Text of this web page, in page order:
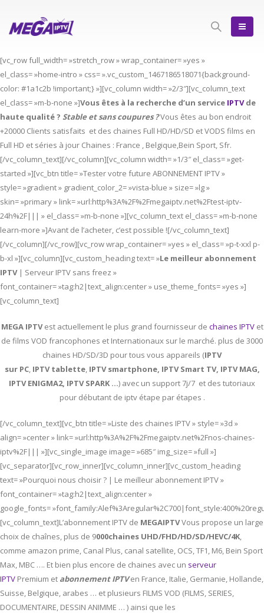
[vc_row full_width= »stretch_row » wrap_container= »yes »
el_class= »home-intro » css= ».vc_custom_1467186518071{background-
color: #1a1c2b !important;} »][vc_column width= »2/3″][vc_column_text
el_class= »m-b-none »]Vous êtes à la recherche d’un service IPTVde
haute qualité ? Stable et sans coupures ?Vous êtes au bon endroit
+20000 Clients satisfaits et des chaines Full HD/HD/SD et VODS films en
Full HD et séries à jour Chaines : France , Belgique,Bein Sport, Sfr.
[/vc_column_text][/vc_column][vc_column width= »1/3″ el_class= »get-
started »][vc_btn title= »Tester votre future ABONNEMENT IPTV »
style= »gradient » gradient_color_2= »vista-blue » size= »lg »
skin= »primary » link= »url:http%3A%2F%2Fmegaiptv.net%2Ftest-iptv-
24h%2F||| » el_class= »m-b-none »][vc_column_text el_class= »m-b-none
learn-more »]Avant de l’acheter, c’est possible ![/vc_column_text]
[/vc_column][/vc_row][vc_row wrap_container= »yes » el_class= »p-t-xxl p-
b-xl »][vc_column][vc_custom_heading text= »Le meilleur abonnement
IPTV | Serveur IPTV sans freez »
font_container= »tag:h2|text_align:center » use_theme_fonts= »yes »]
[vc_column_text]
MEGA IPTVest actuellement le plus grand fournisseur de chaines IPTVet
de films VOD francophones et Internationaux sur le marché. plus de 3000
chaines HD/SD/3D pour tous vous appareils (IPTV
sur PC, IPTVtablette, IPTVsmartphone, IPTV Smart TV, IPTV MAG,
IPTV ENIGMA2, IPTV SPARK …) avec un support 7j/7 et des tutoriaux
pour débutant de iptv étape par étapes .
[/vc_column_text][vc_btn title= »Liste des chaines IPTV » style= »3d »
align= »center » link= »url:http%3A%2F%2Fmegaiptv.net%2Fnos-chaines-
iptv%2F||| »][vc_single_image image= »685″ img_size= »full »]
[vc_separator][vc_row_inner][vc_column_inner][vc_custom_heading
text= »Pourquoi nous choisir ? | Le meilleur abonnement IPTV »
font_container= »tag:h2|text_align:center »
google_fonts=
[vc_column_text]L’abonnement IPTV de MEGAIPTVVous propose un large
choix de chaînes, plus de 9000chaines UHD/FHD/HD/SD/HEVC/4K,
comme amazon prime, Canal Plus, canal satellite, OCS, TF1, M6, Bein Sport
Max, MBC …. Et bien plus encore de chaines avec un serveur
IPTV Premium et abonnement IPTVen France, Italie, Germanie, Hollande,
Suisse, Belgique, arabes … et plusieurs FILMS VOD (FILMS, SERIES,
DOCUMENTAIRE, DESSIN ANIMME … ) ainsi que les